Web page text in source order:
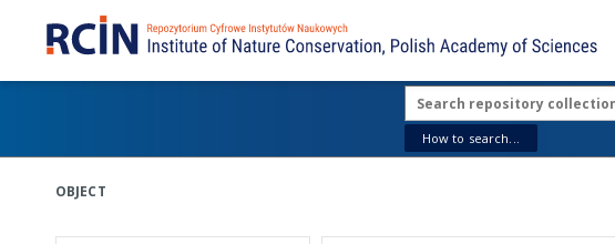
How to search...
OBJECT